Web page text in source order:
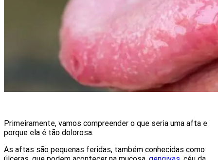
Primeiramente, vamos compreender o que seria uma afta e
porque ela é tão dolorosa.
As aftas são pequenas feridas, também conhecidas como